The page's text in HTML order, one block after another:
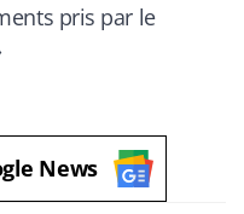
pris par le
News